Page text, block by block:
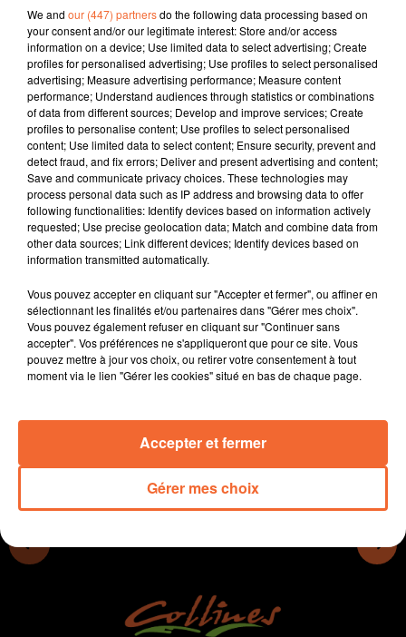
Infos
7 décembre 2021 - 12 min 57 sec
JOURNAL DU MARDI 07 DECEMBRE ( SOIR )
Patrice Bémanangy
L'info près de chez vous.
Un atelier autour de la diététique proposé vendredi
prochain à l'hopital nord deux-sèvres pour les femmes
atteintes d'endométriose.
Les propriétaires de logements dans le centre ancien
de Thouars devront obtenir un permis de louer.
Le budget 2022 de Moncoutant sur Sèvre adopté hier
soir à l'unanimité.
Les animations de noël à Bressuire seront
offciellement lancées vendredi soir.
We and our (447) partnersdo the following data processing based on
your consent and/or our legitimate interest: Store and/or access
information on a device; Use limited data to select advertising; Create
profiles for personalised advertising; Use profiles to select personalised
advertising; Measure advertising performance; Measure content
performance; Understand audiences through statistics or combinations
of data from different sources; Develop and improve services; Create
profiles to personalise content; Use profiles to select personalised
content; Use limited data to select content; Ensure security, prevent and
detect fraud, and fix errors; Deliver and present advertising and content;
Save and communicate privacy choices. These technologies may
process personal data such as IP address and browsing data to offer
following functionalities: Identify devices based on information actively
requested; Use precise geolocation data; Match and combine data from
other data sources; Link different devices; Identify devices based on
information transmitted automatically.
Vous pouvez accepter en cliquant sur "Accepter et fermer", ou affiner en
sélectionnant les finalités et/ou partenaires dans "Gérer mes choix".
Vous pouvez également refuser en cliquant sur "Continuer sans
accepter". Vos préférences ne s'appliqueront que pour ce site. Vous
pouvez mettre à jour vos choix, ou retirer votre consentement à tout
moment via le lien "Gérer les cookies" situé en bas de chaque page.
Gérer mes choix
Accepter et fermer